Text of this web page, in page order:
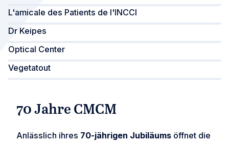
L'amicale des Patients de l'INCCI
Dr Keipes
Optical Center
Vegetatout
70 Jahre CMCM
Anlässlich ihres 70-jährigen Jubiläums öffnet die